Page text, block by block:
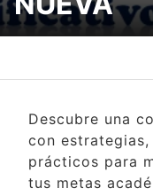
Descubre una
con
prácticos para
tus metas